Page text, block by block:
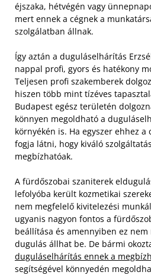
éjszaka, hétvégén vagy
mert ennek a cégnek a
szolgálatban állnak.
Így aztán a duguláselhárítás
nappal profi, gyors és hatékony
Teljesen profi szakemberek
hiszen több mint tízéves
Budapest egész területén
könnyen megoldható a
környékén is. Ha egyszer ehhez
fogja látni, hogy kiváló
megbízhatóak.
A fürdőszobai szaniterek
lefolyóba került kozmetikai
nem megfelelő kivitelezési
ugyanis nagyon fontos a
beállítása és amennyiben ez
dugulás állhat be. De bármi
duguláselhárítás ennek a
segítségével könnyedén